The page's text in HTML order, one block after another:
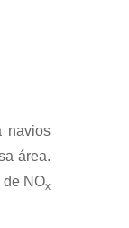
navios
área.
de NOx